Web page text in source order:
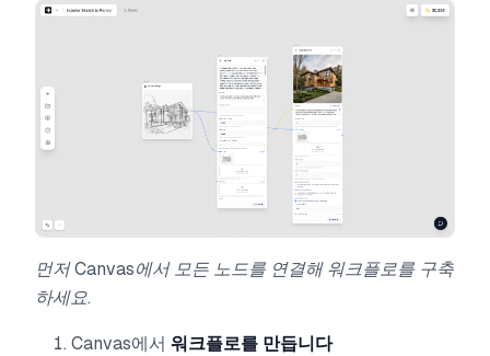
먼저 Canvas에서 모든 노드를 연결해 워크플로를 구축
하세요.
Canvas에서 워크플로를 만듭니다